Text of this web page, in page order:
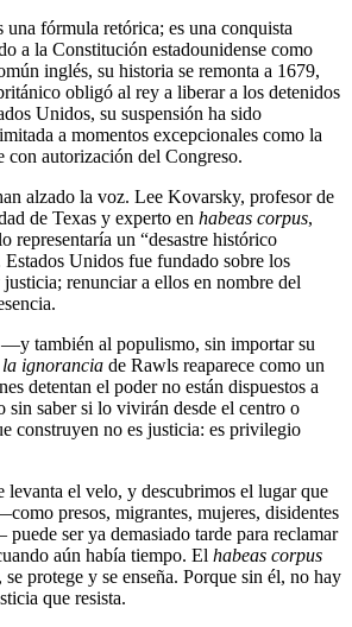
una fórmula retórica; es una conquista
a la Constitución estadounidense como
inglés, su historia se remonta a 1679,
obligó al rey a liberar a los detenidos
Unidos, su suspensión ha sido
a momentos excepcionales como la
autorización del Congreso.
alzado la voz. Lee Kovarsky, profesor de
de Texas y experto en habeas corpus,
representaría un “desastre histórico
Unidos fue fundado sobre los
renunciar a ellos en nombre del
también al populismo, sin importar su
la ignorancia de Rawls reaparece como un
detentan el poder no están dispuestos a
sin saber si lo vivirán desde el centro o
construyen no es justicia: es privilegio
levanta el velo, y descubrimos el lugar que
presos, migrantes, mujeres, disidentes
ser ya demasiado tarde para reclamar
aún había tiempo. El habeas corpus
se protege y se enseña. Porque sin él, no hay
que resista.